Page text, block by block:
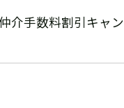
手数料割引キャ